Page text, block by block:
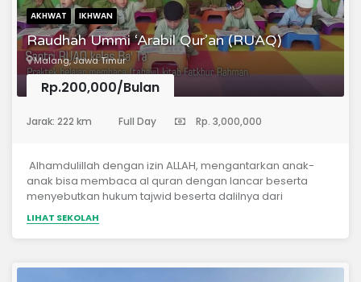
visi dan misi yang jelas dalam mendidik anak-anak didik
kami.
AKHWAT IKHWAN
Raudhah Ummi ‘Arabil Qur’an (RUAQ)
Malang, Jawa Timur
Rp.200,000/Bulan
Jarak: 222 km Full Day Rp. 3,000,000
Alhamdulillah dengan izin ALLAH, mengantarkan anak-
anak bisa membaca al quran dengan lancar beserta
menyebutkan hukum tajwid beserta dalilnya dari
Manzhumah Tuhfatul Atfhal, menyelesaikan khotmil tilawah
al qur’an 30 juz minimal satu kali selama program. Dan
ilmu agama seperti aqidah, hadist, fiqih ibadah, bahasa
LIHAT SEKOLAH